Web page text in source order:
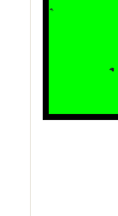
🦘
🦙